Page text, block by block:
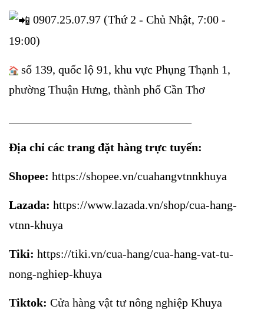
0907.25.07.97 (Thứ 2 - Chủ Nhật, 7:00 -
19:00)
số 139, quốc lộ 91, khu vực Phụng Thạnh 1,
phường Thuận Hưng, thành phố Cần Thơ
Địa chỉ các trang đặt hàng trực tuyến:
Shopee: https://shopee.vn/cuahangvtnnkhuya
Lazada: https://www.lazada.vn/shop/cua-hang-
vtnn-khuya
Tiki: https://tiki.vn/cua-hang/cua-hang-vat-tu-
nong-nghiep-khuya
Tiktok: Cửa hàng vật tư nông nghiệp Khuya